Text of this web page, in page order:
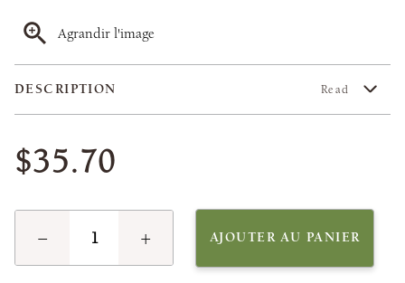
Agrandir l'image
DESCRIPTION Read
$35.70
− + AJOUTER AU PANIER